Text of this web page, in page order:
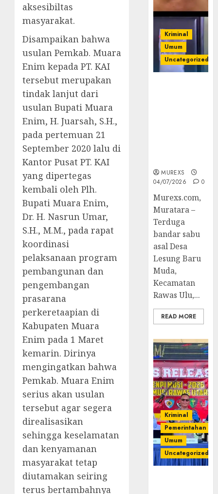
aksesibiltas
masyarakat.
Disampaikan bahwa
usulan Pemkab. Muara
Enim kepada PT. KAI
tersebut merupakan
tindak lanjut dari
usulan Bupati Muara
Enim, H. Juarsah, S.H.,
pada pertemuan 21
September 2020 lalu di
Kantor Pusat PT. KAI
yang dipertegas
kembali oleh Plh.
Bupati Muara Enim,
Dr. H. Nasrun Umar,
S.H., M.M., pada rapat
koordinasi
pelaksanaan program
pembangunan dan
pengembangan
prasarana
perkeretaapian di
Kabupaten Muara
Enim pada 1 Maret
kemarin. Dirinya
mengingatkan bahwa
Pemkab. Muara Enim
serius akan usulan
tersebut agar segera
direalisasikan
sehingga keselamatan
dan kenyamanan
masyarakat tetap
diutamakan seiring
terus bertambahnya
Kriminal
Umum
Uncategorized
MUREXS
04/07/2026
0
Murexs.com,
Muratara –
Terduga
bandar sabu
asal Desa
Lesung Baru
Muda,
Kecamatan
Rawas Ulu,...
READ MORE
Kriminal
Pemerintahan
Umum
Uncategorized